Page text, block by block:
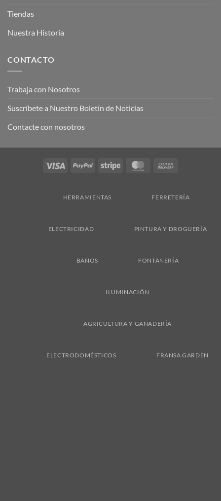
Tiendas
Nuestra Historia
CONTACTO
Trabaja con Nosotros
Suscríbete a Nuestro Boletín de Noticias
Contacte con nosotros
Visa PayPal Stripe MasterCard
HERRAMIENTAS FERRETERÍA
ELECTRICIDAD PINTURA Y DROGUERÍA
BAÑOS FONTANERÍA
ILUMINACIÓN
AGRICULTURA Y GANADERÍA
ELECTRODOMÉSTICOS FRANSA GARDEN